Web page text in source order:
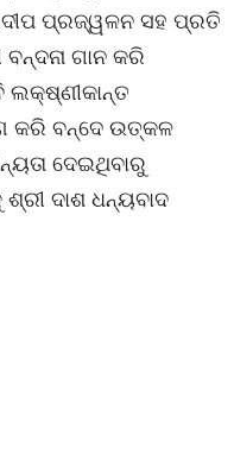
ପ୍ରଜ୍ୱଳନ ସହ ପ୍ରତି
ଗାନ କରି
ଲକ୍ଷ୍ଣୀକାନ୍ତ
କରି ବନ୍ଦେ ଉତ୍କଳ
ଦେଇଥିବାରୁ
ଦାଶ ଧନ୍ୟବାଦ